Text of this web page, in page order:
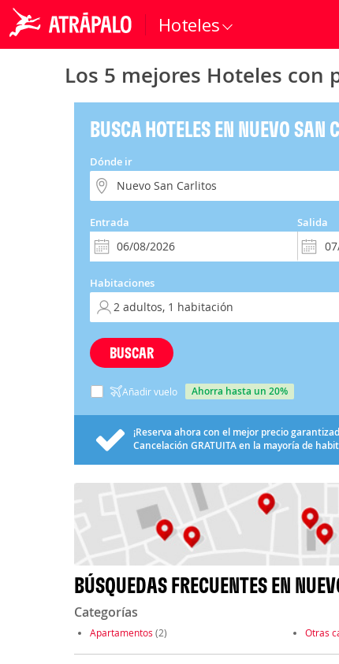
Hoteles
Los 5 mejores Hoteles con
BUSCA HOTELES EN NUEVO SAN
Dónde ir
Entrada Salida
Habitaciones
BUSCAR
Añadir vuelo ahorra hasta un 20%
¡Reserva ahora con el mejor precio
Cancelación GRATUITAen la mayoría de
BÚSQUEDAS FRECUENTES EN
Categorías
Apartamentos (2) Otras